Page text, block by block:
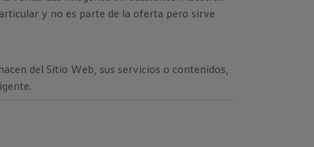
y no es parte de la oferta pero sirve
del Sitio Web, sus servicios o contenidos,